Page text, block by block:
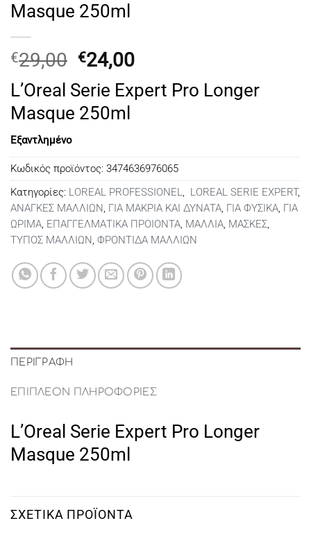
Masque 250ml
€29,00 Original
price
was:
€29,00.
€24,00Η
τρέχουσα
τιμή
L’Oreal Serie Expert Pro Longer
Masque 250ml
Εξαντλημένο
Κωδικός προϊόντος: 3474636976065
Κατηγορίες: LOREAL PROFESSIONEL, LOREAL SERIE EXPERT,
ΑΝΑΓΚΕΣ ΜΑΛΛΙΩΝ, ΓΙΑ ΜΑΚΡΙΑ ΚΑΙ ΔΥΝΑΤΑ, ΓΙΑ ΦΥΣΙΚΑ, ΓΙΑ
ΩΡΙΜΑ, ΕΠΑΓΓΕΛΜΑΤΙΚΑ ΠΡΟΙΟΝΤΑ, ΜΑΛΛΙΑ, ΜΑΣΚΕΣ,
ΤΥΠΟΣ ΜΑΛΛΙΩΝ, ΦΡΟΝΤΙΔΑ ΜΑΛΛΙΩΝ
ΠΕΡΙΓΡΑΦΉ
ΕΠΙΠΛΈΟΝ ΠΛΗΡΟΦΟΡΊΕΣ
L’Oreal Serie Expert Pro Longer
Masque 250ml
ΣΧΕΤΙΚΆ ΠΡΟΪΌΝΤΑ